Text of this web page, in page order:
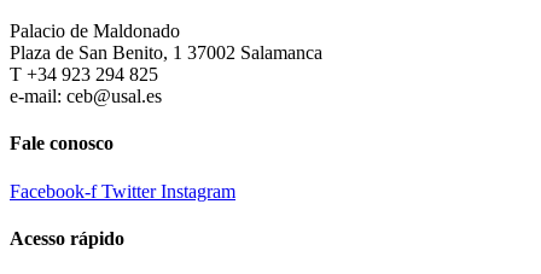
Palacio de Maldonado
Plaza de San Benito, 1 37002 Salamanca
T +34 923 294 825
e-mail: ceb@usal.es
Fale conosco
Facebook-f Twitter Instagram
Acesso rápido